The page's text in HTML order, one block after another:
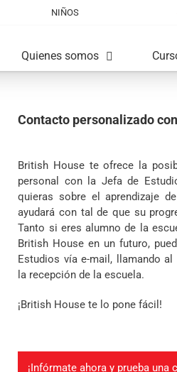
NIÑOS
Quienes somos
Contacto personalizado
British House te ofrece la
personal con la Jefa de
quieras sobre el aprendizaje
ayudará con tal de que su
Tanto si eres alumno de la
British House en un futuro,
Estudios vía e-mail, llamando
la recepción de la escuela.
¡British House te lo pone fácil!
¡Infórmate ahora y prueba una